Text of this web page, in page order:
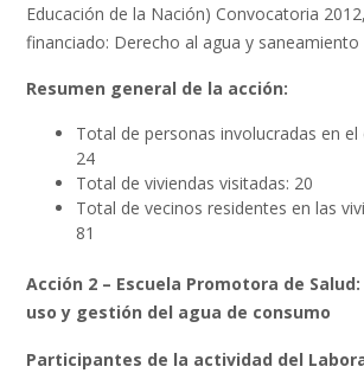
Educación de la Nación) Convocatoria
financiado: Derecho al agua y saneamiento
Resumen general de la acción:
Total de personas involucradas en
24
Total de viviendas visitadas: 20
Total de vecinos residentes en las
81
Acción 2 – Escuela Promotora de
uso y gestión del agua de consumo
Participantes de la actividad del